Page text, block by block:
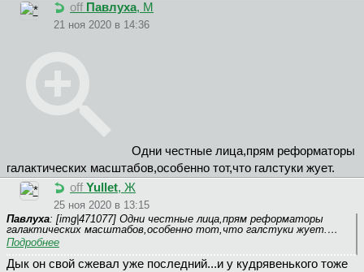
off Павлуха, М
21 ноя 2020 в 14:36
Одни честные лица,прям реформаторы
галактических масштабов,особенно тот,что галстуки жует.
off Yullet, Ж
25 ноя 2020 в 13:15
Павлуха: [img|471077] Одни честные лица,прям реформаторы
галактических масштабов,особенно тот,что галстуки жует.…
Подробнее
Дык он свой сжевал уже последний...и у кудрявенького тоже